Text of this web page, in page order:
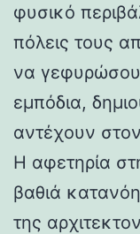
φυσικό
πόλεις τους
να
εμπόδια,
αντέχουν
Η αφετηρία
βαθιά
της